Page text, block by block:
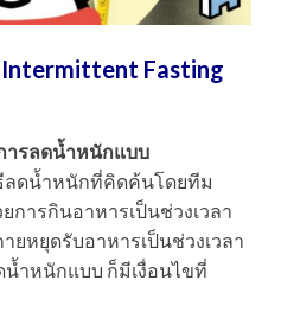
Intermittent Fasting
ารลดน้ำหนักแบบ
ลดน้ำหนักที่คิดค้นโดยทีม
ารกินอาหารเป็นช่วงเวลา
ยหยุดรับอาหารเป็นช่วงเวลา
น้ำหนักแบบ ก็มีเงื่อนไขที่